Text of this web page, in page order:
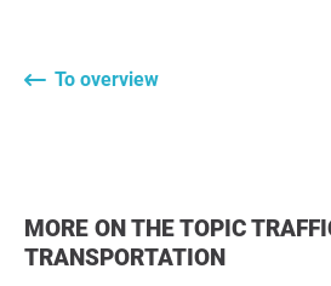
To overview
MORE ON THE TOPIC TRAFFIC &
TRANSPORTATION